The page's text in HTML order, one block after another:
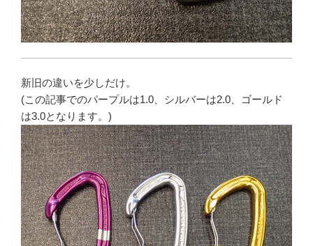
新旧の違いを少しだけ。
(この記事でのパープルは1.0、シルバーは2.0、ゴールド
は3.0となります。)